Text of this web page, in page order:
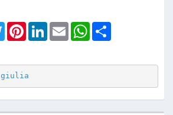
TwitterPinterestLinkedInEmail WhatsApp
giulia